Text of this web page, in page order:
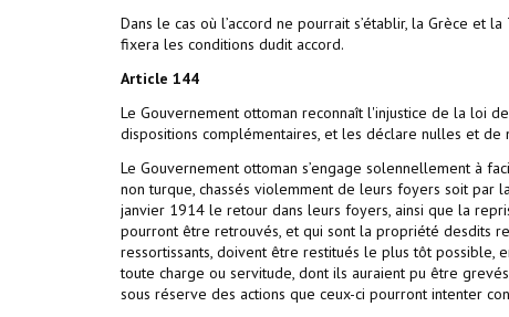
Dans le cas où l’accord ne pourrait s’établir, la Grèce et
fixera les conditions dudit accord.
Article 144
Le Gouvernement ottoman reconnaît l'injustice de la loi
dispositions complémentaires, et les déclare nulles et
Le Gouvernement ottoman s’engage solennellement à
non turque, chassés violemment de leurs foyers soit par
janvier 1914 le retour dans leurs foyers, ainsi que la
pourront être retrouvés, et qui sont la propriété desdits
ressortissants, doivent être restitués le plus tôt possible,
toute charge ou servitude, dont ils auraient pu être
sous réserve des actions que ceux-ci pourront intenter